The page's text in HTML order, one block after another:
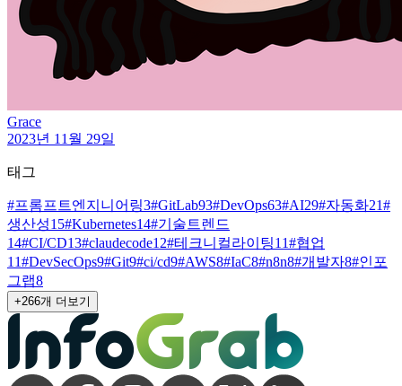
Grace
2023년 11월 29일
태그
#프롬프트엔지니어링3#GitLab93#DevOps63#AI29#자동화21#
생산성15#Kubernetes14#기술트렌드
14#CI/CD13#claudecode12#테크니컬라이팅11#협업
11#DevSecOps9#Git9#ci/cd9#AWS8#IaC8#n8n8#개발자8#인포
그랩8
+266개 더보기